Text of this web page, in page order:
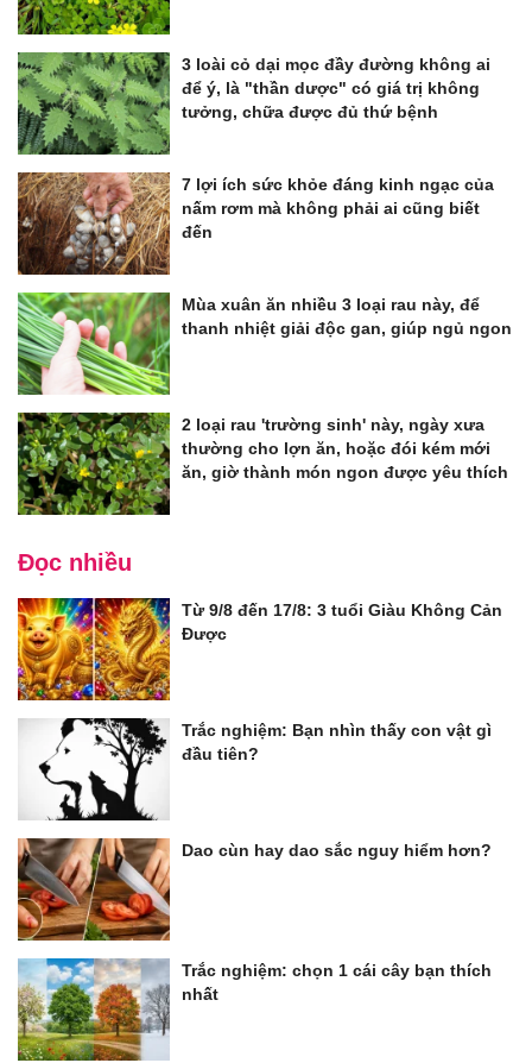
3 loài cỏ dại mọc đầy đường không ai
để ý, là "thần dược" có giá trị không
tưởng, chữa được đủ thứ bệnh
7 lợi ích sức khỏe đáng kinh ngạc của
nấm rơm mà không phải ai cũng biết
đến
Mùa xuân ăn nhiều 3 loại rau này, để
thanh nhiệt giải độc gan, giúp ngủ ngon
2 loại rau 'trường sinh' này, ngày xưa
thường cho lợn ăn, hoặc đói kém mới
ăn, giờ thành món ngon được yêu thích
Đọc nhiều
Từ 9/8 đến 17/8: 3 tuổi Giàu Không Cản
Được
Trắc nghiệm: Bạn nhìn thấy con vật gì
đầu tiên?
Dao cùn hay dao sắc nguy hiểm hơn?
Trắc nghiệm: chọn 1 cái cây bạn thích
nhất